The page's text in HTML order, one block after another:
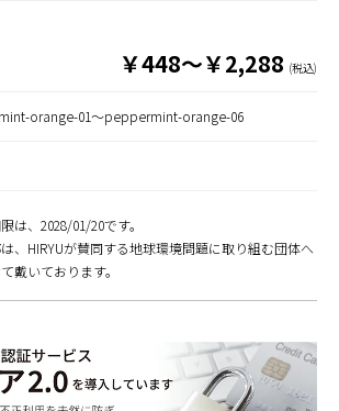
￥448～￥2,288 (税込)
orange-01～peppermint-orange-06
は、2028/01/20です。
、HIRYUが賛同する地球環境問題に取り組む団体へ
戴いております。